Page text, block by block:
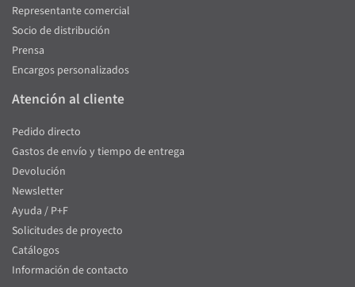
Representante comercial
Socio de distribución
Prensa
Encargos personalizados
Atención al cliente
Pedido directo
Gastos de envío y tiempo de entrega
Devolución
Newsletter
Ayuda / P+F
Solicitudes de proyecto
Catálogos
Información de contacto